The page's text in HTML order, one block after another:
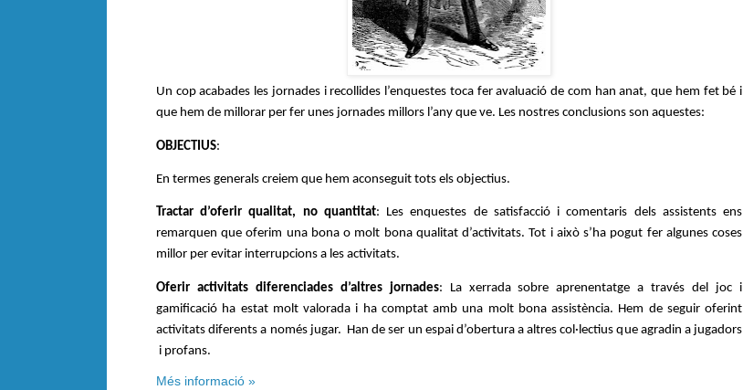
Un cop acabades les jornades i recollides l’enquestes toca fer avaluació de com han anat, que hem fet bé i
que hem de millorar per fer unes jornades millors l’any que ve. Les nostres conclusions son aquestes:
OBJECTIUS:
En termes generals creiem que hem aconseguit tots els objectius.
Tractar d’oferir qualitat, no quantitat: Les enquestes de satisfacció i comentaris dels assistents ens
remarquen que oferim una bona o molt bona qualitat d’activitats. Tot i això s’ha pogut fer algunes coses
millor per evitar interrupcions a les activitats.
Oferir activitats diferenciades d’altres jornades: La xerrada sobre aprenentatge a través del joc i
gamificació ha estat molt valorada i ha comptat amb una molt bona assistència. Hem de seguir oferint
activitats diferents a només jugar.  Han de ser un espai d’obertura a altres col·lectius que agradin a jugadors
i profans.
Més informació »